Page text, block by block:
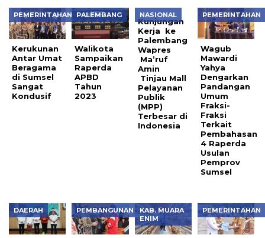
PEMERINTAHAN
Kerukunan
Antar Umat
Beragama
di Sumsel
Sangat
Kondusif
PALEMBANG
Walikota
Sampaikan
Raperda
APBD
Tahun
2023
NASIONAL
Kunjungan
Kerja ke
Palembang
Wapres
Ma’ruf
Amin
Tinjau Mall
Pelayanan
Publik
(MPP)
Terbesar di
Indonesia
PEMERINTAHAN
Wagub
Mawardi
Yahya
Dengarkan
Pandangan
Umum
Fraksi-
Fraksi
Terkait
Pembahasan
4 Raperda
Usulan
Pemprov
Sumsel
DAERAH PEMBANGUNAN
KAB. MUARA
ENIM
PEMERINTAHAN